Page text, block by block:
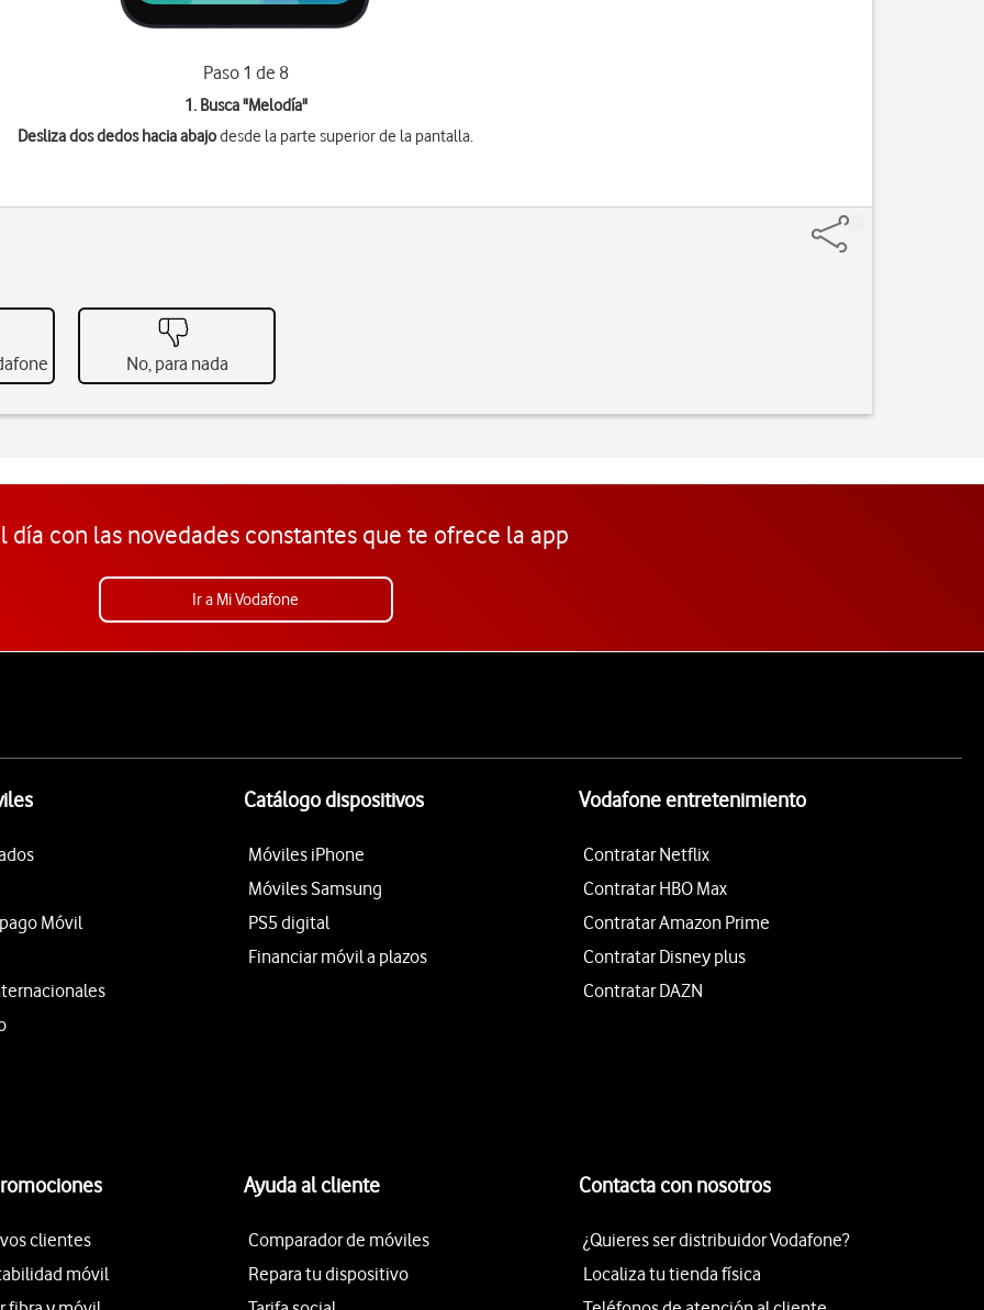
Paso 1 de 8
1. Busca "Melodía"
Desliza dos dedos hacia abajodesde la parte superior de la pantalla.
No, para nada
día con las novedades constantes que te ofrece la app
Ir a Mi Vodafone
Móvil
Catálogo dispositivos
Móviles iPhone
Móviles Samsung
PS5 digital
Financiar móvil a plazos
Vodafone entretenimiento
Contratar Netflix
Contratar HBO Max
Contratar Amazon Prime
Contratar Disney plus
Contratar DAZN
clientes
móvil
Ayuda al cliente
Comparador de móviles
Repara tu dispositivo
Contacta con nosotros
¿Quieres ser distribuidor Vodafone?
Localiza tu tienda física